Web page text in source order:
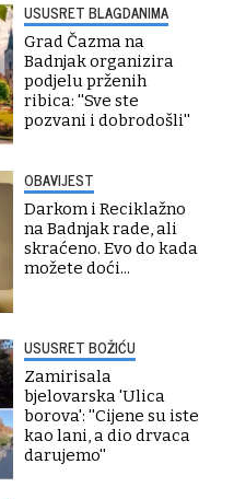
USUSRET BLAGDANIMA
Grad Čazma na
Badnjak organizira
podjelu prženih
ribica: ''Sve ste
pozvani i dobrodošli''
OBAVIJEST
Darkom i Reciklažno
na Badnjak rade, ali
skraćeno. Evo do kada
možete doći...
USUSRET BOŽIĆU
Zamirisala
bjelovarska 'Ulica
borova': ''Cijene su iste
kao lani, a dio drvaca
darujemo''